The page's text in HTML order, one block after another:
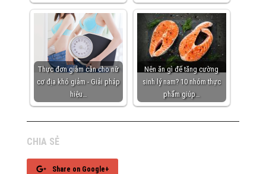
Thực đơn giảm cân cho nữ
cơ địa khó giảm - Giải pháp
hiệu…
Nên ăn gì để tăng cường
sinh lý nam? 10 nhóm thực
phẩm giúp…
CHIA SẺ
Share on Google+